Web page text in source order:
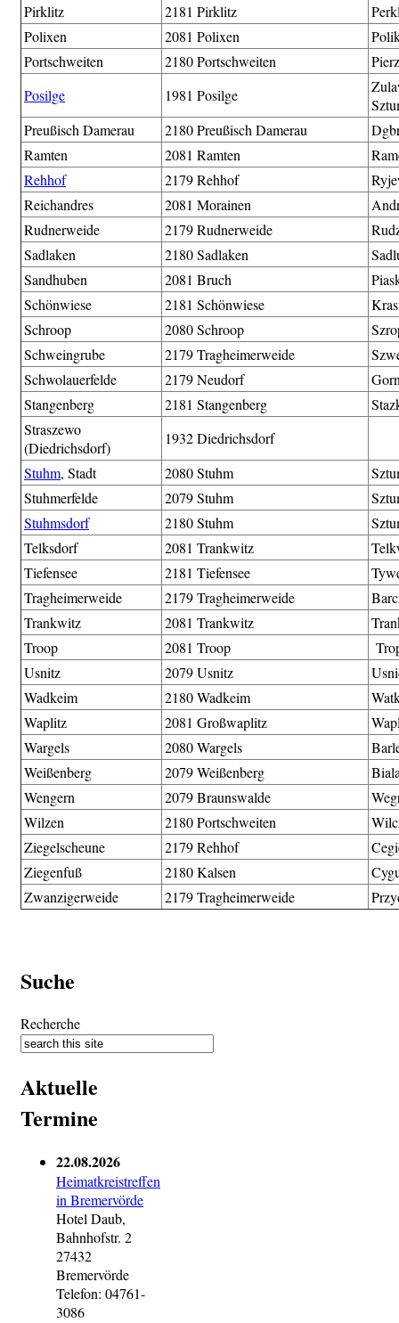
Pirklitz
2181 Pirklitz
Polixen
2081 Polixen
Portschweiten
2180 Portschweiten
Posilge
1981 Posilge
Preußisch Damerau
2180 Preußisch Damerau
Ramten
2081 Ramten
Rehhof
2179 Rehhof
Reichandres
2081 Morainen
Rudnerweide
2179 Rudnerweide
Sadlaken
2180 Sadlaken
Sandhuben
2081 Bruch
Schönwiese
2181 Schönwiese
Schroop
2080 Schroop
Schweingrube
2179 Tragheimerweide
Schwolauerfelde
2179 Neudorf
Stangenberg
2181 Stangenberg
Straszewo
(Diedrichsdorf)
1932 Diedrichsdorf
Stuhm, Stadt 2080 Stuhm
Stuhmerfelde
2079 Stuhm
Stuhmsdorf
2180 Stuhm
Telksdorf
2081 Trankwitz
Tiefensee
2181 Tiefensee
Tragheimerweide
2179 Tragheimerweide
Trankwitz
2081 Trankwitz
Troop
2081 Troop
Usnitz
2079 Usnitz
Wadkeim
2180 Wadkeim
Waplitz
2081 Großwaplitz
Wargels
2080 Wargels
Weißenberg
2079 Weißenberg
Wengern
2079 Braunswalde
Wilzen
2180 Portschweiten
Ziegelscheune
2179 Rehhof
Ziegenfuß
2180 Kalsen
Zwanzigerweide
2179 Tragheimerweide
Suche
Recherche
Aktuelle
Termine
22.08.2026
Heimatkreistreffen
in Bremervörde
Hotel Daub,
Bahnhofstr. 2
27432
Bremervörde
Telefon: 04761-
3086